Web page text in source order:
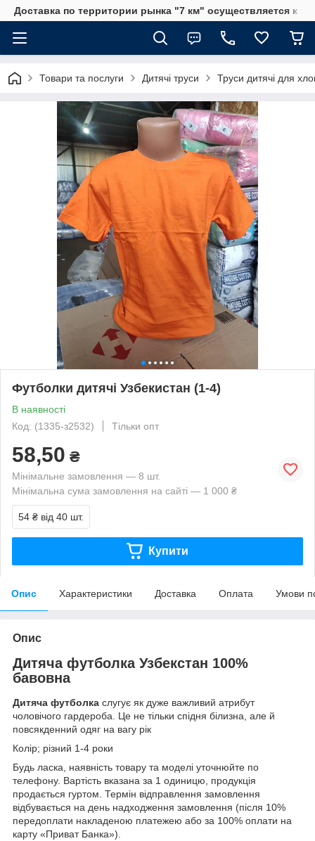
Доставка по территории рынка "7 км" осуществляется к
Товари та послуги Дитячі труси Труси дитячі для
Футболки дитячі Узбекистан (1-4)
В наявності
Код: (1335-з2532)
Тільки опт
58,50 ₴
Мінімальне замовлення — 8 шт.
Мінімальна сума замовлення на сайті — 1 000 ₴
54 ₴ від 40 шт.
Купити
Опис Характеристики Доставка Оплата Умови
Опис
Дитяча футболка Узбекстан 100%
бавовна
Дитяча футболка слугує як дуже важливий атрибут
чоловічого гардероба. Це не тільки спідня білизна, але й
повсякденний одяг на вагу рік
Колір; різний 1-4 роки
Будь ласка, наявність товару та моделі уточнюйте по
телефону. Вартість вказана за 1 одиницю, продукція
продається гуртом. Термін відправлення замовлення
відбувається на день надходження замовлення (після 10%
передоплати накладеною платежею або за 100% оплати на
карту «Приват Банка»).